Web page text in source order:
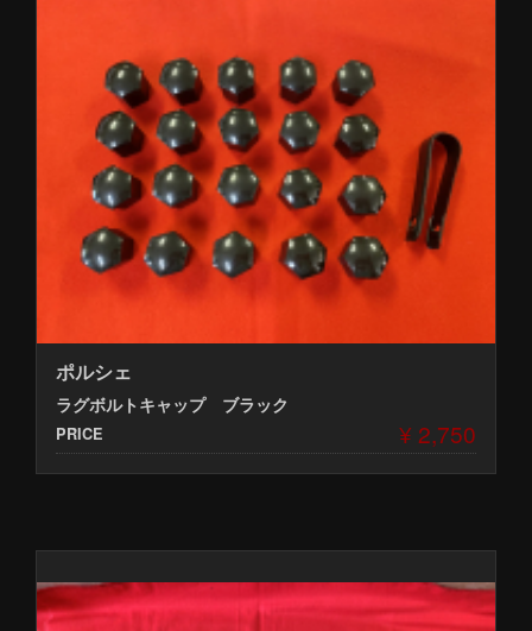
ポルシェ
ラグボルトキャップ ブラック
PRICE ¥ 2,750